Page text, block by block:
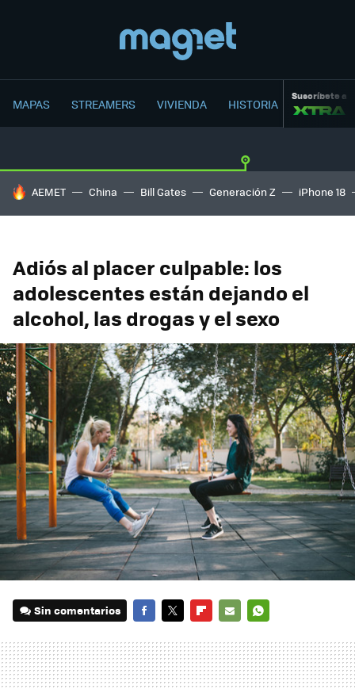
MAPAS STREAMERS VIVIENDA HISTORIA Suscríbete a
HOY SE HABLA DE
AEMET China Bill Gates Generación Z iPhone 18
Adiós al placer culpable: los
adolescentes están dejando el
alcohol, las drogas y el sexo
Sin comentarios
MAIL